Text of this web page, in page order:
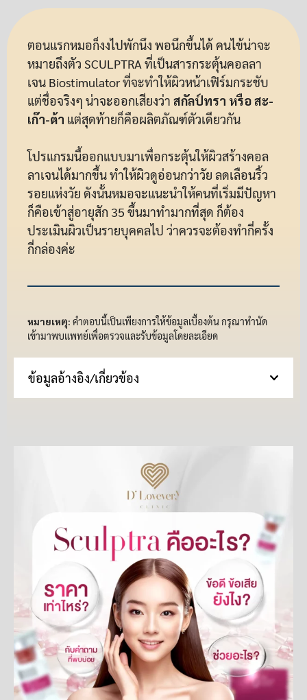
ตอนแรกหมอก็งงไปพักนึง พอนึกขึ้นได้ คนไข้น่าจะ
หมายถึงตัว SCULPTRA ที่เป็นสารกระตุ้นคอลลา
เจน Biostimulator ที่จะทำให้ผิวหน้าเฟิร์มกระชับ
แต่ชื่อจริงๆ น่าจะออกเสียงว่า สกัลป์ทรา หรือ สะ-
เก๊า-ต้า แต่สุดท้ายก็คือผลิตภัณฑ์ตัวเดียวกัน
โปรแกรมนี้ออกแบบมาเพื่อกระตุ้นให้ผิวสร้างคอล
ลาเจนได้มากขึ้น ทำให้ผิวดูอ่อนกว่าวัย ลดเลือนริ้ว
รอยแห่งวัย ดังนั้นหมอจะแนะนำให้คนที่เริ่มมีปัญหา
ก็คือเข้าสู่อายุสัก 35 ขึ้นมาทำมากที่สุด ก็ต้อง
ประเมินผิวเป็นรายบุคคลไป ว่าควรจะต้องทำกี่ครั้ง
กี่กล่องค่ะ
หมายเหตุ: คำตอบนี้เป็นเพียงการให้ข้อมูลเบื้องต้น กรุณาทำนัด
เข้ามาพบแพทย์เพื่อตรวจและรับข้อมูลโดยละเอียด
ข้อมูลอ้างอิง/เกี่ยวข้อง